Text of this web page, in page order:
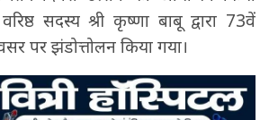
सदस्य श्री कृष्णा बाबू द्वारा 73वें
पर झंडोत्तोलन किया गया।